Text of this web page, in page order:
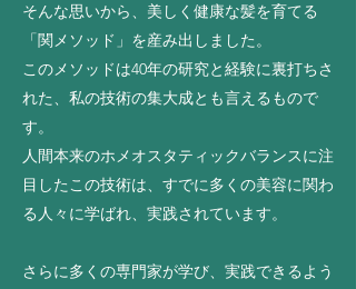
そんな思いから、美しく健康な髪を育てる
「関メソッド」を産み出しました。
このメソッドは40年の研究と経験に裏打ちさ
れた、私の技術の集大成とも言えるもので
す。
人間本来のホメオスタティックバランスに注
目したこの技術は、すでに多くの美容に関わ
る人々に学ばれ、 実践されています。
さらに多くの専門家が学び、実践できるよう